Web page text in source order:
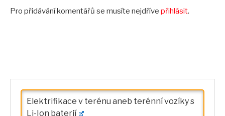
Pro přidávání komentářů se musíte nejdříve přihlásit.
Elektrifikace v terénu aneb terénní vozíky s
Li-Ion baterií